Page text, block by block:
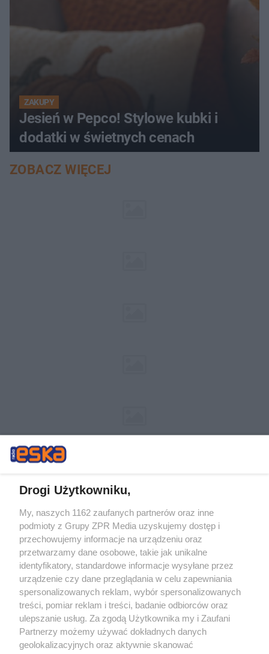
ZAKUPY
Jesień w Pepco! Stylowe kubki i
dodatki w świetnych cenach
ZOBACZ WIĘCEJ
Żaden utwór zamieszczony w serwisie nie może być powielany i
rozpowszechniany lub dalej rozpowszechniany w jakikolwiek sposób (w
tym także elektroniczny lub mechaniczny) na jakimkolwiek polu
eksploatacji w jakiejkolwiek formie, włącznie z umieszczaniem w
Internecie bez pisemnej zgody właściciela praw. Jakiekolwiek użycie lub
wykorzystanie utworów w całości lub w części z naruszeniem prawa,
tzn. bez właściwej zgody, jest zabronione pod groźbą kary i może być
ścigane prawnie.
Drogi Użytkowniku,
My, naszych 1162 zaufanych partnerów oraz inne
podmioty z Grupy ZPR Media uzyskujemy dostęp i
przechowujemy informacje na urządzeniu oraz
przetwarzamy dane osobowe, takie jak unikalne
identyfikatory, standardowe informacje wysyłane przez
urządzenie czy dane przeglądania w celu zapewniania
spersonalizowanych reklam, wybór spersonalizowanych
treści, pomiar reklam i treści, badanie odbiorców oraz
ulepszanie usług. Za zgodą Użytkownika my i Zaufani
Partnerzy możemy używać dokładnych danych
geolokalizacyjnych oraz aktywnie skanować